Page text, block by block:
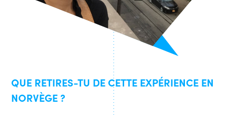
QUE RETIRES-TU DE CETTE EXPÉRIENCE EN
NORVÈGE ?